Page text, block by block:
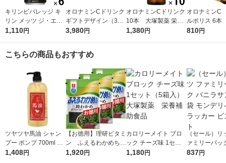
キリンビバレッジ キ
リン メッツ ジ・エナ
ジー 250ml 1セット
1,110円
オロナミンCドリンク
ギフトデザイン（30
本入）1箱 大塚製薬
3,980円
オロナミンCドリンク
10本 大塚製薬 栄養
ドリンク（イチオシ）
1,380円
オロナミンC
ルポリス 6
薬 栄養ドリ
810円
こちらの商品もおすすめ
ツヤツヤ馬油 シャン
プー ポンプ 700ml 国
産馬油使用 ティ・エ
1,408円
【お徳用】理研ビタミ
ン ふえるわかめちゃ
ん 三陸わかめ＜チャ
1,920円
カロリーメイト ブロ
ック チーズ味 1セッ
ト（5箱入） 大塚製
1,180円
（セール）リ
ァミリーパッ
ラサンド 3袋
837円